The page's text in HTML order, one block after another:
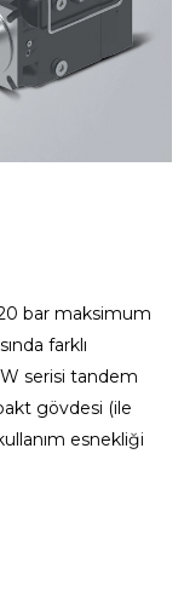
bar maksimum
farklı
serisi tandem
gövdesi (ile
esnekliği